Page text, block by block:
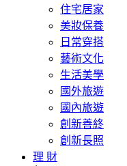
住宅居家
美妝保養
日常穿搭
藝術文化
生活美學
國外旅遊
國內旅遊
創新善終
創新長照
理 財